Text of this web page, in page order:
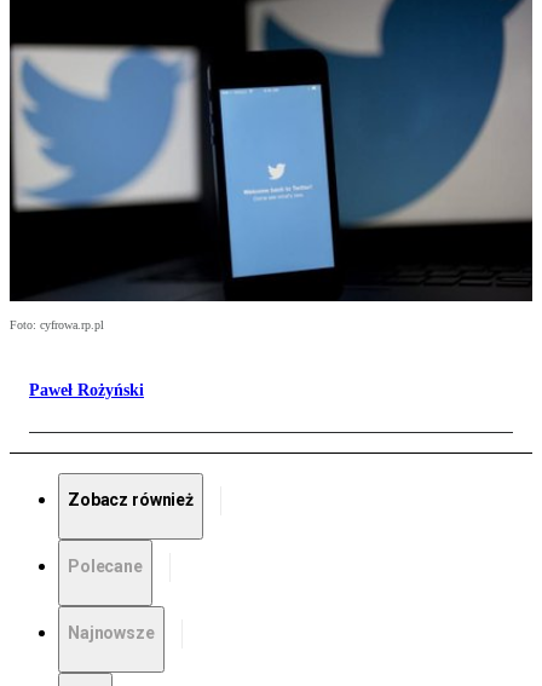
Foto: cyfrowa.rp.pl
Paweł Rożyński
Zobacz również
Polecane
Najnowsze